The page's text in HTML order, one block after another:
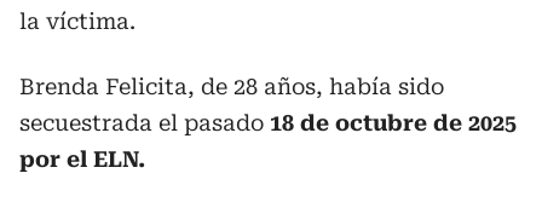
la víctima.
Brenda Felicita, de 28 años, había sido
secuestrada el pasado 18 de octubre de 2025
por el ELN.